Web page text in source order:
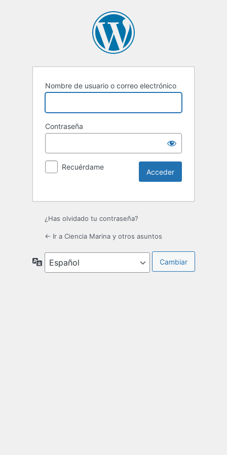
Nombre de usuario o correo electrónico
Contraseña
Recuérdame
¿Has olvidado tu contraseña?
← Ir a Ciencia Marina y otros asuntos
Idioma